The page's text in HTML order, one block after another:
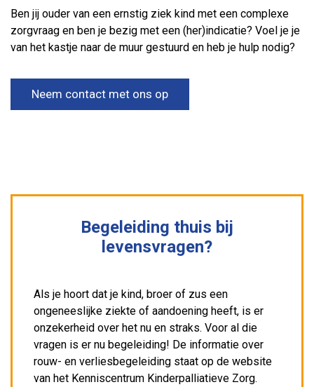
Ben jij ouder van een ernstig ziek kind met een complexe
zorgvraag en ben je bezig met een (her)indicatie? Voel je je
van het kastje naar de muur gestuurd en heb je hulp nodig?
Neem contact met ons op
Begeleiding thuis bij
levensvragen?
Als je hoort dat je kind, broer of zus een
ongeneeslijke ziekte of aandoening heeft, is er
onzekerheid over het nu en straks. Voor al die
vragen is er nu begeleiding! De informatie over
rouw- en verliesbegeleiding staat op de website
van het Kenniscentrum Kinderpalliatieve Zorg.